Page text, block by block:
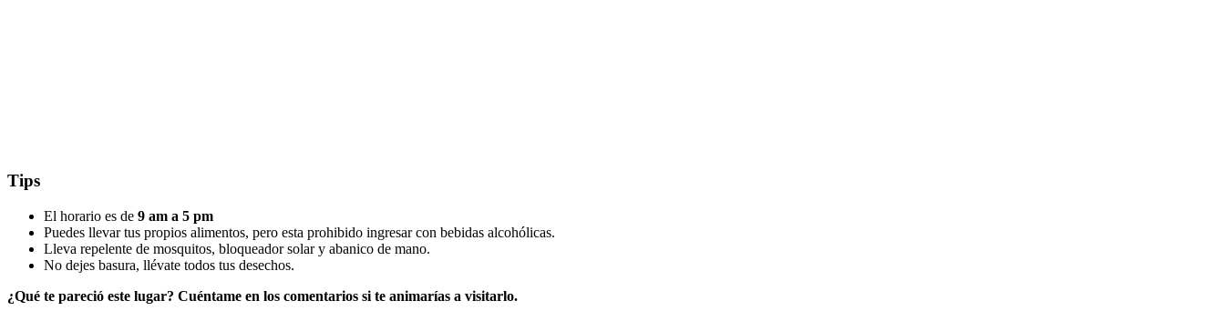
Tips
El horario es de 9 am a 5 pm
Puedes llevar tus propios alimentos, pero esta prohibido ingresar con bebidas alcohólicas.
Lleva repelente de mosquitos, bloqueador solar y abanico de mano.
No dejes basura, llévate todos tus desechos.
¿Qué te pareció este lugar? Cuéntame en los comentarios si te animarías a visitarlo.